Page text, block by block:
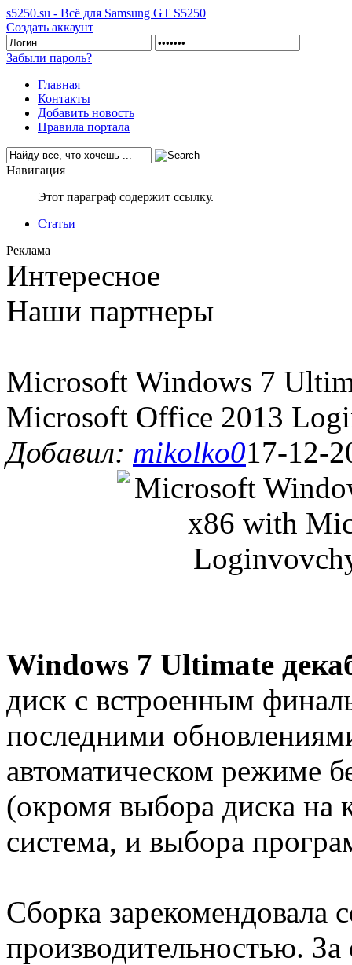
s5250.su - Всё для Samsung GT S5250
Создать аккаунт
Забыли пароль?
Главная
Контакты
Добавить новость
Правила портала
Навигация
Этот параграф содержит ссылку.
Статьи
Реклама
Интересное
Наши партнеры
Microsoft Windows 7
Microsoft Office 2013
Добавил: mikolko017-12-
Windows 7 Ultimate
диск с встроенным
последними
автоматическом режиме
(окромя выбора диска на
система, и выбора
Сборка зарекомендовала
производительностью.